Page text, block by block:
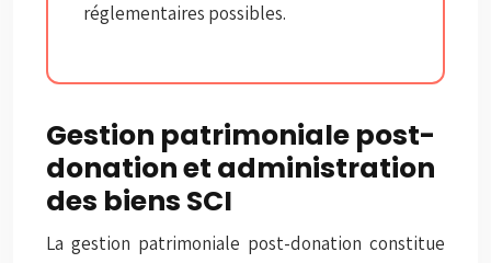
réglementaires possibles.
Gestion patrimoniale post-
donation et administration
des biens SCI
La gestion patrimoniale post-donation constitue